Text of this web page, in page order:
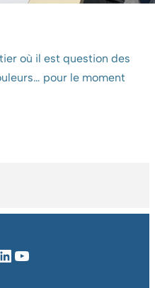
où il est question des
pour le moment
YouTube